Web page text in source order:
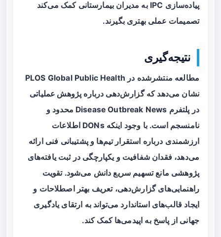
پیاده‌سازی IPC به مدیران بیمارستانی کمک می‌کند
تصمیمات عملی بهتری بگیرند.
نتیجه‌گیری
مطالعه منتشرشده در PLOS Global Public Health
نشان می‌دهد که گزارش‌دهی درباره پژوهش عملیاتی
در پلتفرم Disease Outbreak News محدود و
نامنسجم است. با وجود اینکه DONs اطلاعات
ارزشمندی درباره استقرار تیم‌ها و پشتیبانی فنی ارائه
می‌دهد، فقدان شفافیت و یکپارچگی در ثبت یافته‌های
پژوهشی مانع تسهیم سریع دانش می‌شود. تقویت
راهنمایی‌های گزارش‌دهی، تعریف بهتر اصطلاحات و
ایجاد قالب‌های استاندارد می‌تواند به ارتقای یادگیری
جهانی از پاسخ به اپیدمی‌ها کمک کند.